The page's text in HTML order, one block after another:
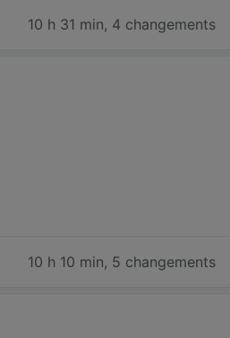
10 h 31 min, 4 changements
10 h 10 min, 5 changements